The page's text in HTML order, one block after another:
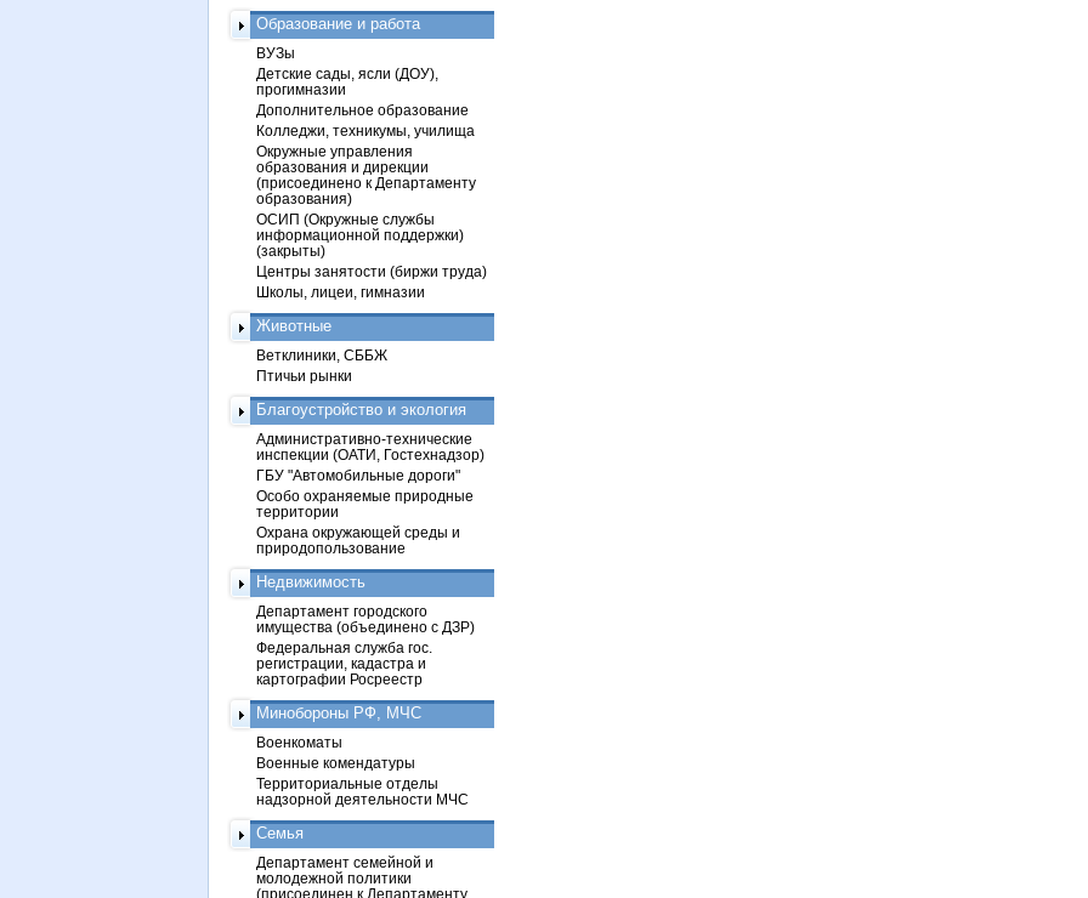
Образование и работа
ВУЗы
Детские сады, ясли (ДОУ),
прогимназии
Дополнительное образование
Колледжи, техникумы, училища
Окружные управления
образования и дирекции
(присоединено к Департаменту
образования)
ОСИП (Окружные службы
информационной поддержки)
(закрыты)
Центры занятости (биржи труда)
Школы, лицеи, гимназии
Животные
Ветклиники, СББЖ
Птичьи рынки
Благоустройство и экология
Административно-технические
инспекции (ОАТИ, Гостехнадзор)
ГБУ "Автомобильные дороги"
Особо охраняемые природные
территории
Охрана окружающей среды и
природопользование
Недвижимость
Департамент городского
имущества (объединено с ДЗР)
Федеральная служба гос.
регистрации, кадастра и
картографии Росреестр
Минобороны РФ, МЧС
Военкоматы
Военные комендатуры
Территориальные отделы
надзорной деятельности МЧС
Семья
Департамент семейной и
молодежной политики
(присоединен к Департаменту